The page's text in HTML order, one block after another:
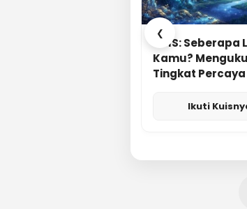
❮
KUIS: Seberapa
Kamu?
Tingkat
Ikuti